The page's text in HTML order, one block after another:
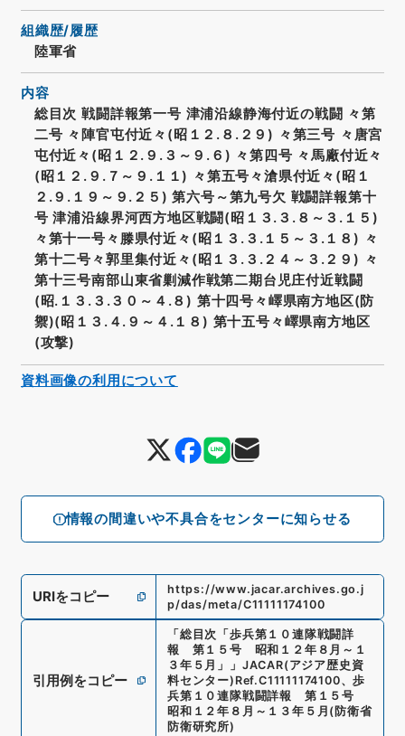
情報の間違いや不具合をセンターに知らせる
組織歴/履歴
陸軍省
内容
総目次 戦闘詳報第一号 津浦沿線静海付近の戦闘 々第
二号 々陣官屯付近々(昭１２.８.２９) 々第三号 々唐宮
屯付近々(昭１２.９.３～９.６) 々第四号 々馬廠付近々
(昭１２.９.７～９.１１) 々第五号々滄県付近々(昭１
２.９.１９～９.２５) 第六号～第九号欠 戦闘詳報第十
号 津浦沿線界河西方地区戦闘(昭１３.３.８～３.１５)
々第十一号々滕県付近々(昭１３.３.１５～３.１８) 々
第十二号々郭里集付近々(昭１３.３.２４～３.２９) 々
第十三号南部山東省剿減作戦第二期台児庄付近戦闘
(昭.１３.３.３０～４.８) 第十四号々嶧県南方地区(防
禦)(昭１３.４.９～４.１８) 第十五号々嶧県南方地区
(攻撃)
URIをコピー
https://www.jacar.archives.go.j
p/das/meta/C11111174100
引用例をコピー
「 総目次「歩兵第１０連隊戦闘詳
報 第１５号 昭和１２年８月～１
３年５月」
」 JACAR(アジア歴史資
料センター) Ref.C11111174100、歩
兵第１０連隊戦闘詳報 第１５号
昭和１２年８月～１３年５月 ( 防衛省
防衛研究所)
資料画像の利用について